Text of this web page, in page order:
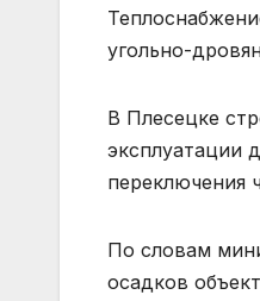
угольно-
В Плесецке
эксплуатации
переключения
По словам
осадков